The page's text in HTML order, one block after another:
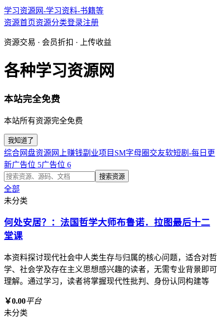
学习资源网-学习资料-书籍等
资源首页资源分类登录注册
资源交易 · 会员折扣 · 上传收益
各种学习资源网
本站完全免费
本站所有资源完全免费
我知道了
综合网盘资源 网上赚钱副业项目 SM字母圈交友软短剧-每日更
新广告位 5广告位 6
搜索资源
全部
未分类
何处安居？：法国哲学大师布鲁诺．拉图最后十二
堂课
本资料探讨现代社会中人类生存与归属的核心问题，适合对哲
学、社会学及存在主义思想感兴趣的读者，无需专业背景即可
理解。通过学习，读者将掌握现代性批判、身份认同构建等
￥0.00平台
未分类